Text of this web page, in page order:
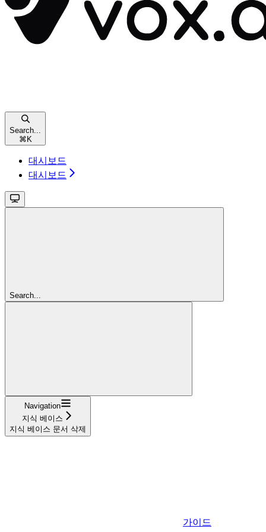
Search...
⌘ K
대시보드
대시보드
Search...
Navigation
지식 베이스
지식 베이스 문서 삭제
가이드